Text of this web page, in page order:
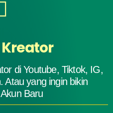
di Youtube, Tiktok, IG,
Atau yang ingin bikin
Baru